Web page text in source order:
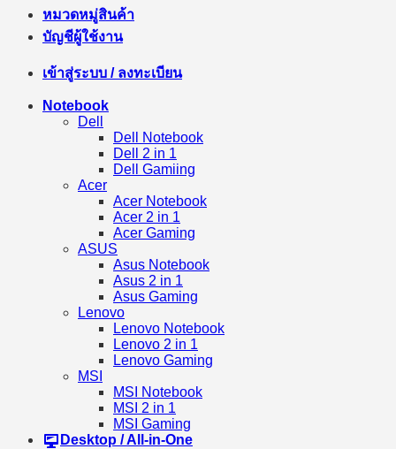
หมวดหมู่สินค้า
บัญชีผู้ใช้งาน
เข้าสู่ระบบ / ลงทะเบียน
Notebook
Dell
Dell Notebook
Dell 2 in 1
Dell Gamiing
Acer
Acer Notebook
Acer 2 in 1
Acer Gaming
ASUS
Asus Notebook
Asus 2 in 1
Asus Gaming
Lenovo
Lenovo Notebook
Lenovo 2 in 1
Lenovo Gaming
MSI
MSI Notebook
MSI 2 in 1
MSI Gaming
Desktop / All-in-One